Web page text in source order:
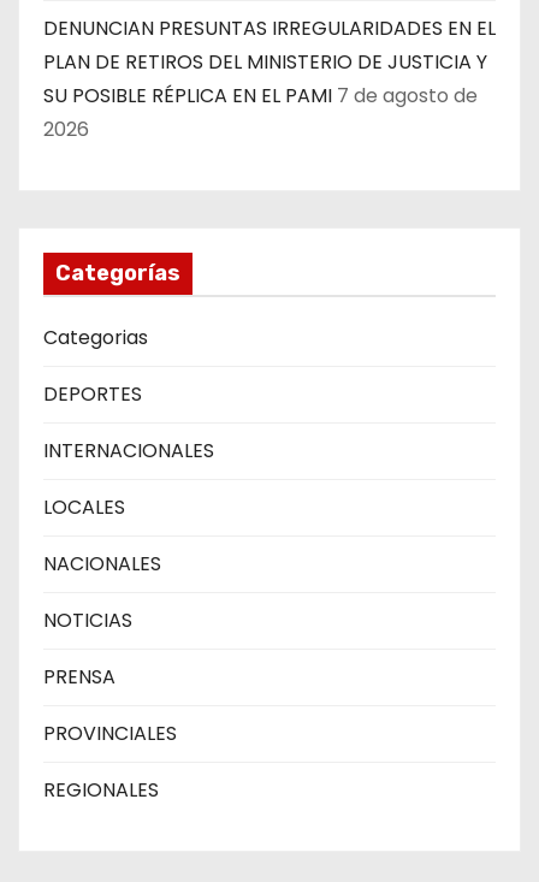
DENUNCIAN PRESUNTAS IRREGULARIDADES EN EL
PLAN DE RETIROS DEL MINISTERIO DE JUSTICIA Y
SU POSIBLE RÉPLICA EN EL PAMI 7 de agosto de
2026
Categorías
Categorias
DEPORTES
INTERNACIONALES
LOCALES
NACIONALES
NOTICIAS
PRENSA
PROVINCIALES
REGIONALES